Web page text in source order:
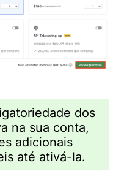
dos
na sua conta,
adicionais
até ativá-la.